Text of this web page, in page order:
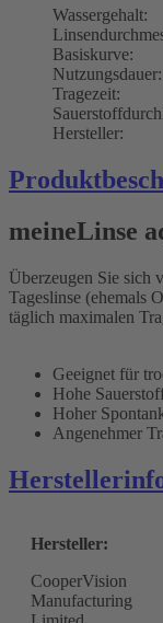
Wassergehalt:
Basiskurve:
Nutzungsdauer:
Tragezeit:
Hersteller:
meineLinse
Überzeugen Sie sich
Tageslinse (ehemals
täglich maximalen
Geeignet für
Hohe
Hoher
Angenehmer
Hersteller:
CooperVision
Manufacturing